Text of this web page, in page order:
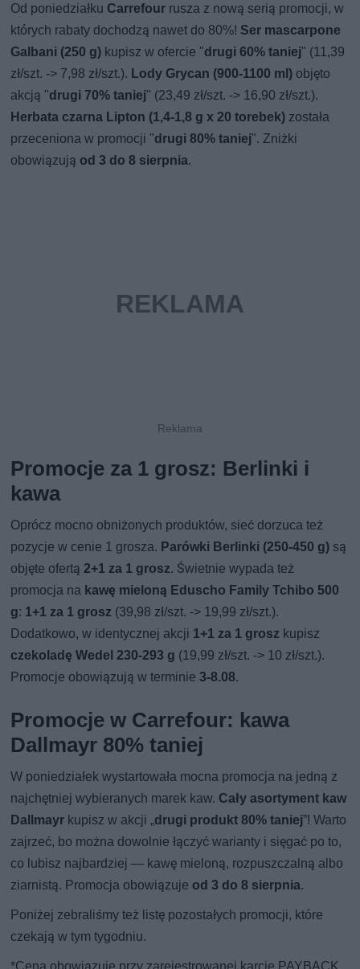
Od poniedziałku Carrefour rusza z nową serią promocji, w
których rabaty dochodzą nawet do 80%! Ser mascarpone
Galbani (250 g) kupisz w ofercie "drugi 60% taniej" (11,39
zł/szt. -> 7,98 zł/szt.). Lody Grycan (900-1100 ml) objęto
akcją "drugi 70% taniej" (23,49 zł/szt. -> 16,90 zł/szt.).
Herbata czarna Lipton (1,4-1,8 g x 20 torebek) została
przeceniona w promocji "drugi 80% taniej". Zniżki
obowiązują od 3 do 8 sierpnia.
Promocje za 1 grosz: Berlinki i
kawa
Oprócz mocno obniżonych produktów, sieć dorzuca też
pozycje w cenie 1 grosza. Parówki Berlinki (250-450 g) są
objęte ofertą2+1 za 1 grosz. Świetnie wypada też
promocja na kawę mieloną Eduscho Family Tchibo 500
g: 1+1 za 1 grosz (39,98 zł/szt. -> 19,99 zł/szt.).
Dodatkowo, w identycznej akcji 1+1 za 1 grosz kupisz
czekoladę Wedel 230-293 g (19,99 zł/szt. -> 10 zł/szt.).
Promocje obowiązują w terminie3-8.08.
Promocje w Carrefour: kawa
Dallmayr 80% taniej
W poniedziałek wystartowała mocna promocja na jedną z
najchętniej wybieranych marek kaw. Cały asortyment kaw
Dallmayr kupisz w akcji „drugi produkt 80% taniej”! Warto
zajrzeć, bo można dowolnie łączyć warianty i sięgać po to,
co lubisz najbardziej — kawę mieloną, rozpuszczalną albo
ziarnistą. Promocja obowiązuje od 3 do 8 sierpnia.
Poniżej zebraliśmy też listę pozostałych promocji, które
czekają w tym tygodniu.